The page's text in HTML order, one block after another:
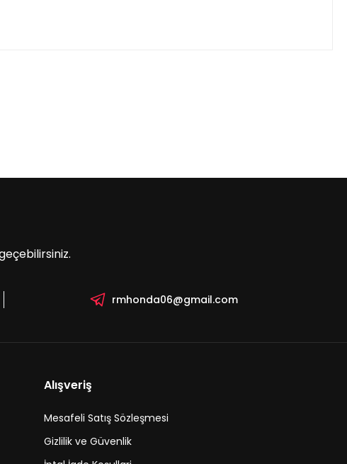
rmhonda06@gmail.com
Alışveriş
Mesafeli Satış Sözleşmesi
Gizlilik ve Güvenlik